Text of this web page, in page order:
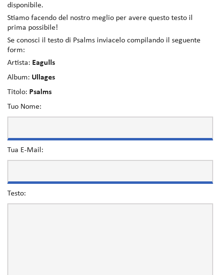
disponibile.
Stiamo facendo del nostro meglio per avere questo testo il
prima possibile!
Se conosci il testo di Psalms inviacelo compilando il seguente
form:
Artista: Eagulls
Album: Ullages
Titolo: Psalms
Tuo Nome:
Tua E-Mail:
Testo: